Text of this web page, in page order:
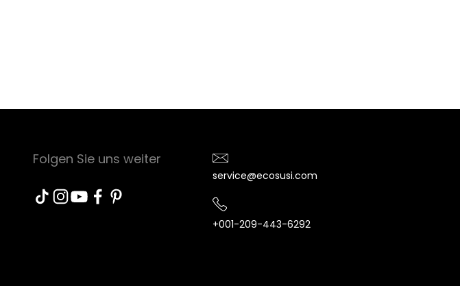
Folgen Sie uns weiter
service@ecosusi.com
+001-209-443-6292